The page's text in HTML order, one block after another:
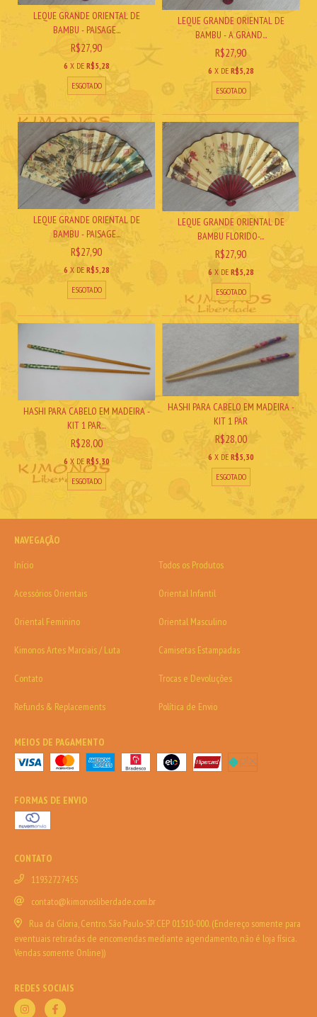
LEQUE GRANDE ORIENTAL DE
BAMBU - PAISAGE...
R$27,90
6 X DE R$5,28
ESGOTADO
LEQUE GRANDE ORIENTAL DE
BAMBU - A GRAND...
R$27,90
6 X DE R$5,28
ESGOTADO
LEQUE GRANDE ORIENTAL DE
BAMBU - PAISAGE...
R$27,90
6 X DE R$5,28
ESGOTADO
LEQUE GRANDE ORIENTAL DE
BAMBU FLORIDO-...
R$27,90
6 X DE R$5,28
ESGOTADO
HASHI PARA CABELO EM MADEIRA -
KIT 1 PAR...
R$28,00
6 X DE R$5,30
ESGOTADO
HASHI PARA CABELO EM MADEIRA -
KIT 1 PAR
R$28,00
6 X DE R$5,30
ESGOTADO
NAVEGAÇÃO
Início
Todos os Produtos
Acessórios Orientais Oriental Infantil
Oriental Feminino Oriental Masculino
Kimonos Artes Marciais / Luta Camisetas Estampadas
Contato Trocas e Devoluções
Refunds & Replacements Política de Envio
MEIOS DE PAGAMENTO
FORMAS DE ENVIO
CONTATO
11932727455
contato@kimonosliberdade.com.br
Rua da Gloria, Centro. São Paulo-SP. CEP 01510-000. (Endereço somente para
eventuais retiradas de encomendas mediante agendamento, não é loja física.
Vendas somente Online))
REDES SOCIAIS